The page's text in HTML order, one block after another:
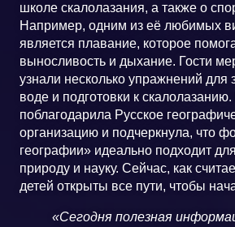
школе скалолазания, а также о
Например, одним из её любимых
является плавание, которое
выносливость и дыхание. Гости
узнали несколько упражнений для
воде и подготовки к
поблагодарила Русское
организацию и подчеркнула, что
географии» идеально подходит
природу и науку. Сейчас, как
детей открыты все пути, чтобы
«Сегодня полезная